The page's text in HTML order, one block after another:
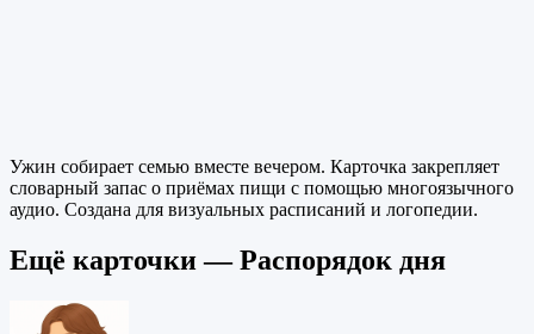
Ужин собирает семью вместе вечером. Карточка закрепляет
словарный запас о приёмах пищи с помощью многоязычного
аудио. Создана для визуальных расписаний и логопедии.
Ещё карточки — Распорядок дня